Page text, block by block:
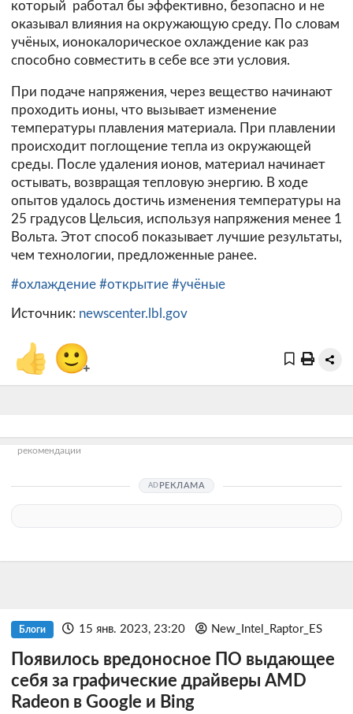
который работал бы эффективно, безопасно и не
оказывал влияния на окружающую среду. По словам
учёных, ионокалорическое охлаждение как раз
способно совместить в себе все эти условия.
При подаче напряжения, через вещество начинают
проходить ионы, что вызывает изменение
температуры плавления материала. При плавлении
происходит поглощение тепла из окружающей
среды. После удаления ионов, материал начинает
остывать, возвращая тепловую энергию. В ходе
опытов удалось достичь изменения температуры на
25 градусов Цельсия, используя напряжения менее 1
Вольта. Этот способ показывает лучшие результаты,
чем технологии, предложенные ранее.
#охлаждение #открытие #учёные
Источник: newscenter.lbl.gov
👍 🙂+
рекомендации
РЕКЛАМА
Блоги 15 янв. 2023, 23:20 New_Intel_Raptor_ES
Появилось вредоносное ПО выдающее
себя за графические драйверы AMD
Radeon в Google и Bing